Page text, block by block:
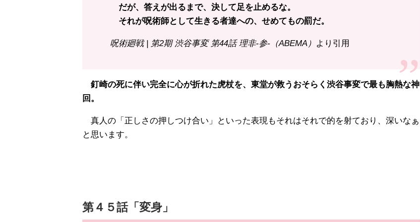
だが、答えが出るまで、決して足を止めるな。
それが呪術師として生きる者達への、せめてもの罰だ。
呪術廻戦 | 第2期 渋谷事変 第44話 理非-参-（ABEMA） より引用
釘崎の死に伴い完全に心が折れた虎杖を、東堂が救うおそらく渋谷事変で最も胸熱な神
回。
真人の「正しさの押しつけ合い」といった表現もそれはそれで的を射ており、深いなぁ
と思います。
第４５話「変身」